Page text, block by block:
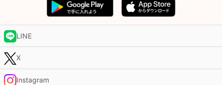
LINE
X
Instagram